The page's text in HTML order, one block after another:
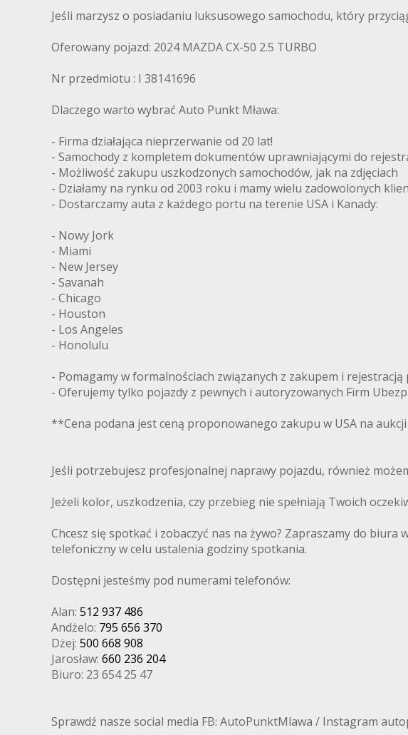
Jeśli marzysz o posiadaniu luksusowego samochodu, który
Oferowany pojazd: 2024 MAZDA CX-50 2.5 TURBO
Nr przedmiotu : I 38141696
Dlaczego warto wybrać Auto Punkt Mława:
- Firma działająca nieprzerwanie od 20 lat!
- Samochody z kompletem dokumentów uprawniającymi do
- Możliwość zakupu uszkodzonych samochodów, jak na zdjęciach
- Działamy na rynku od 2003 roku i mamy wielu zadowolonych
- Dostarczamy auta z każdego portu na terenie USA i Kanady:
- Nowy Jork
- Miami
- New Jersey
- Savanah
- Chicago
- Houston
- Los Angeles
- Honolulu
- Pomagamy w formalnościach związanych z zakupem i rejestracją
- Oferujemy tylko pojazdy z pewnych i autoryzowanych Firm
**Cena podana jest ceną proponowanego zakupu w USA na
Jeśli potrzebujesz profesjonalnej naprawy pojazdu, również
Jeżeli kolor, uszkodzenia, czy przebieg nie spełniają Twoich
Chcesz się spotkać i zobaczyć nas na żywo? Zapraszamy do
telefoniczny w celu ustalenia godziny spotkania.
Dostępni jesteśmy pod numerami telefonów:
Alan: 512 937 486
Andżelo: 795 656 370
Dżej: 500 668 908
Jarosław: 660 236 204
Biuro: 23 654 25 47
Sprawdź nasze social media FB: AutoPunktMlawa / Instagram